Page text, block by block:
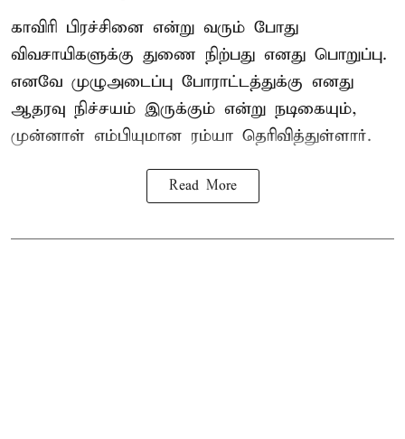
காவிரி பிரச்சினை என்று வரும் போது
விவசாயிகளுக்கு துணை நிற்பது எனது பொறுப்பு.
எனவே முழுஅடைப்பு போராட்டத்துக்கு எனது
ஆதரவு நிச்சயம் இருக்கும் என்று நடிகையும்,
முன்னாள் எம்பியுமான ரம்யா தெரிவித்துள்ளார்.
Read More